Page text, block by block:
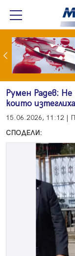
Проф.Кантарджиев: Пазете се от комарите и полово предаваните инфекции
Румен Радев:
които
15.06.2026, 11:12 |
СПОДЕЛИ: